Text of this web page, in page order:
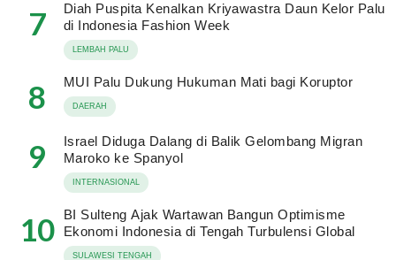
7
Diah Puspita Kenalkan Kriyawastra Daun Kelor Palu
di Indonesia Fashion Week
LEMBAH PALU
8 MUI Palu Dukung Hukuman Mati bagi Koruptor
DAERAH
9
Israel Diduga Dalang di Balik Gelombang Migran
Maroko ke Spanyol
INTERNASIONAL
10
BI Sulteng Ajak Wartawan Bangun Optimisme
Ekonomi Indonesia di Tengah Turbulensi Global
SULAWESI TENGAH